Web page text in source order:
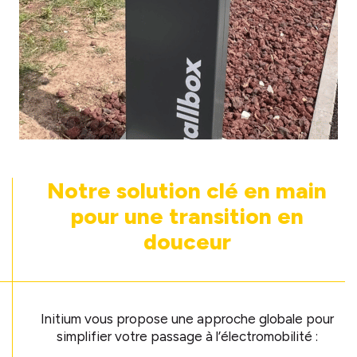
Notre solution clé en main
pour une transition en
douceur
Initium vous propose une approche globale pour
simplifier votre passage à l’électromobilité :